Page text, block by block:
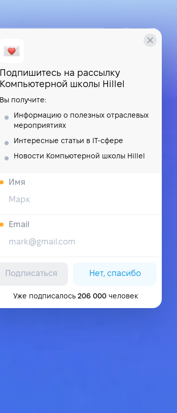
Подпишитесь на рассылку
Компьютерной школы Hillel
Вы получите:
Информацию о полезных отраслевых
мероприятиях
Интересные статьи в IT-сфере
Новости Компьютерной школы Hillel
Имя
Email
Подписаться Нет, спасибо
Уже подписалось 206 000 человек